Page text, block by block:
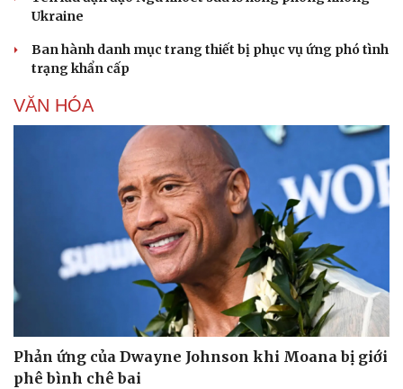
Ukraine
Ban hành danh mục trang thiết bị phục vụ ứng phó tình
trạng khẩn cấp
VĂN HÓA
Phản ứng của Dwayne Johnson khi Moana bị giới
phê bình chê bai